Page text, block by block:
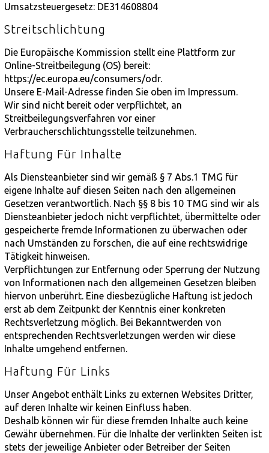
Umsatzsteuergesetz: DE314608804
Streitschlichtung
Die Europäische Kommission stellt eine Plattform zur
Online-Streitbeilegung (OS) bereit:
https://ec.europa.eu/consumers/odr.
Unsere E-Mail-Adresse finden Sie oben im Impressum.
Wir sind nicht bereit oder verpflichtet, an
Streitbeilegungsverfahren vor einer
Verbraucherschlichtungsstelle teilzunehmen.
Haftung Für Inhalte
Als Diensteanbieter sind wir gemäß § 7 Abs.1 TMG für
eigene Inhalte auf diesen Seiten nach den allgemeinen
Gesetzen verantwortlich. Nach §§ 8 bis 10 TMG sind wir als
Diensteanbieter jedoch nicht verpflichtet, übermittelte oder
gespeicherte fremde Informationen zu überwachen oder
nach Umständen zu forschen, die auf eine rechtswidrige
Tätigkeit hinweisen.
Verpflichtungen zur Entfernung oder Sperrung der Nutzung
von Informationen nach den allgemeinen Gesetzen bleiben
hiervon unberührt. Eine diesbezügliche Haftung ist jedoch
erst ab dem Zeitpunkt der Kenntnis einer konkreten
Rechtsverletzung möglich. Bei Bekanntwerden von
entsprechenden Rechtsverletzungen werden wir diese
Inhalte umgehend entfernen.
Haftung Für Links
Unser Angebot enthält Links zu externen Websites Dritter,
auf deren Inhalte wir keinen Einfluss haben.
Deshalb können wir für diese fremden Inhalte auch keine
Gewähr übernehmen. Für die Inhalte der verlinkten Seiten ist
stets der jeweilige Anbieter oder Betreiber der Seiten